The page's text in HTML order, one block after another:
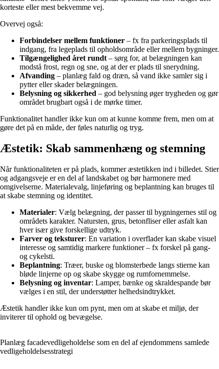
korteste eller mest bekvemme vej.
Overvej også:
Forbindelser mellem funktioner – fx fra parkeringsplads til
indgang, fra legeplads til opholdsområde eller mellem bygninger.
Tilgængelighed året rundt– sørg for, at belægningen kan
modstå frost, regn og sne, og at der er plads til snerydning.
Afvanding – planlæg fald og dræn, så vand ikke samler sig i
pytter eller skader belægningen.
Belysning og sikkerhed – god belysning øger trygheden og gør
området brugbart også i de mørke timer.
Funktionalitet handler ikke kun om at kunne komme frem, men om at
gøre det på en måde, der føles naturlig og tryg.
Æstetik: Skab sammenhæng og stemning
Når funktionaliteten er på plads, kommer æstetikken ind i billedet. Stier
og adgangsveje er en del af landskabet og bør harmonere med
omgivelserne. Materialevalg, linjeføring og beplantning kan bruges til
at skabe stemning og identitet.
Materialer: Vælg belægning, der passer til bygningernes stil og
områdets karakter. Natursten, grus, betonfliser eller asfalt kan
hver især give forskellige udtryk.
Farver og teksturer: En variation i overflader kan skabe visuel
interesse og samtidig markere funktioner – fx forskel på gang-
og cykelsti.
Beplantning: Træer, buske og blomsterbede langs stierne kan
bløde linjerne op og skabe skygge og rumfornemmelse.
Belysning og inventar: Lamper, bænke og skraldespande bør
vælges i en stil, der understøtter helhedsindtrykket.
Æstetik handler ikke kun om pynt, men om at skabe et miljø, der
inviterer til ophold og bevægelse.
Planlæg facadevedligeholdelse som en del af ejendommens samlede
vedligeholdelsesstrategi